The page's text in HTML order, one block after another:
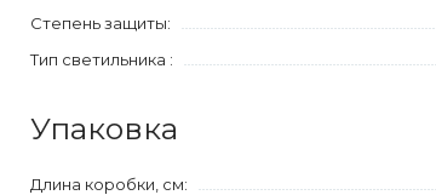
Степень защиты:
Тип светильника :
Упаковка
Длина коробки, см: